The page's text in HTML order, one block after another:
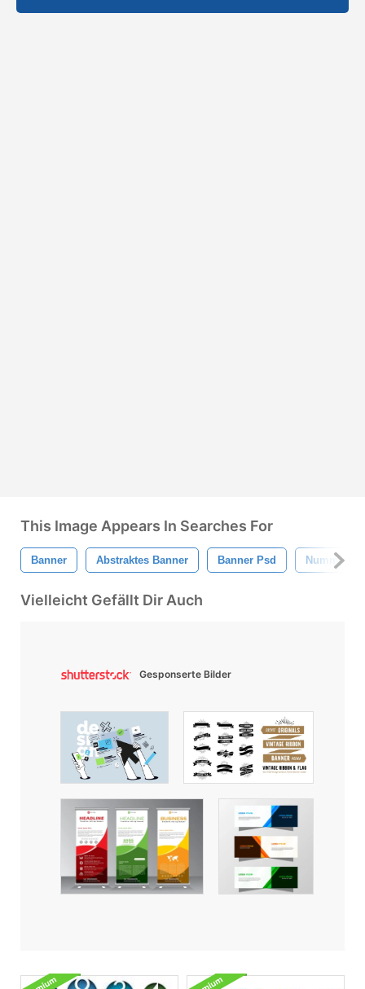
This Image Appears In Searches For
Banner Abstraktes Banner Banner Psd Nummeriert
Vielleicht Gefällt Dir Auch
Gesponserte Bilder